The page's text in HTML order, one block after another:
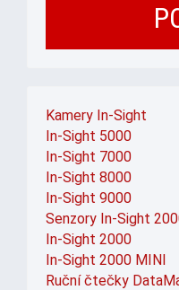
Kamery In-Sight
In-Sight 5000
In-Sight 7000
In-Sight 8000
In-Sight 9000
Senzory In-Sight
In-Sight 2000
In-Sight 2000 MINI
Ruční čtečky